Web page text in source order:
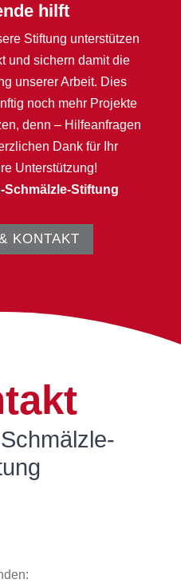
hilft
Stiftung unterstützen
und sichern damit die
unserer Arbeit. Dies
noch mehr Projekte
denn – Hilfeanfragen
Dank für Ihr
Unterstützung!
Schmälzle-Stiftung
KONTAKT